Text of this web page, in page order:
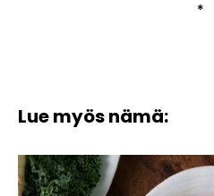
*
Lue myös nämä: